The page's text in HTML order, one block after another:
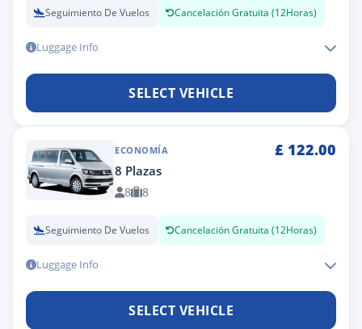
Seguimiento De Vuelos Cancelación Gratuita (12Horas)
Luggage Info
SELECT VEHICLE
ECONOMÍA £ 122.00
8 Plazas
8 8
Seguimiento De Vuelos Cancelación Gratuita (12Horas)
Luggage Info
SELECT VEHICLE